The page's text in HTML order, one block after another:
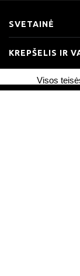
SVETAINĖ
KREPŠELIS IR
Visos